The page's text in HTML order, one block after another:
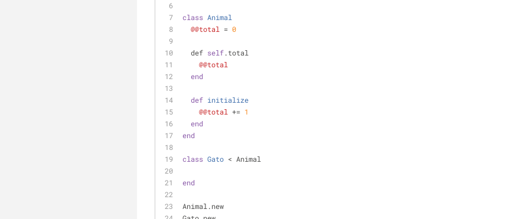
class Animal
@@total
= 0
  def
self.total
@@total
end
def initialize
@@total += 1
end
end
class Gato < Animal
end
Animal.new